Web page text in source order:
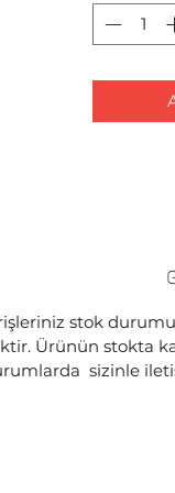
stok
Ürünün stokta
sizinle